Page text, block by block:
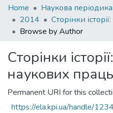
Communities & Collections
All of DSpace
Home Наукова періодика
2014
Browse by Author
Сторінки
наукових
Permanent URI for this
https://ela.kpi.ua/handle/